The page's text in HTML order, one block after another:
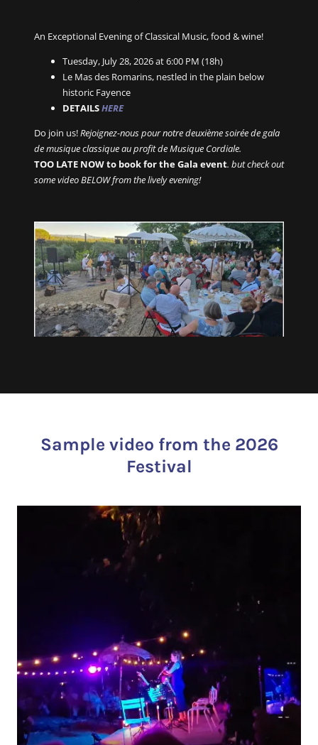
An Exceptional Evening of Classical Music, food & wine!
Tuesday, July 28, 2026 at 6:00 PM (18h)
Le Mas des Romarins, nestled in the plain below
historic Fayence
DETAILSHERE
Do join us!Rejoignez-nous pour notre deuxième soirée de gala
de musique classique au profit de Musique Cordiale.
TOO LATE NOW to book for the Gala event. but check out
some video BELOW from the lively evening!
Sample video from the 2026
Festival